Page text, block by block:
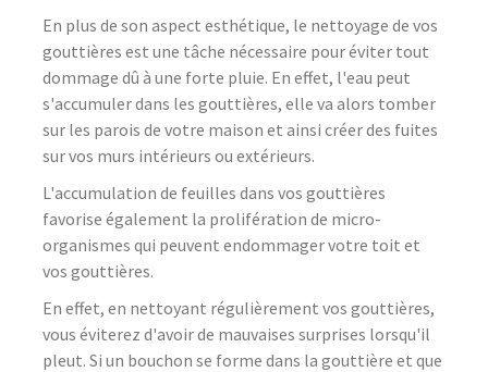
En plus de son aspect esthétique, le nettoyage de vos
gouttières est une tâche nécessaire pour éviter tout
dommage dû à une forte pluie. En effet, l'eau peut
s'accumuler dans les gouttières, elle va alors tomber
sur les parois de votre maison et ainsi créer des fuites
sur vos murs intérieurs ou extérieurs.
L'accumulation de feuilles dans vos gouttières
favorise également la prolifération de micro-
organismes qui peuvent endommager votre toit et
vos gouttières.
En effet, en nettoyant régulièrement vos gouttières,
vous éviterez d'avoir de mauvaises surprises lorsqu'il
pleut. Si un bouchon se forme dans la gouttière et que